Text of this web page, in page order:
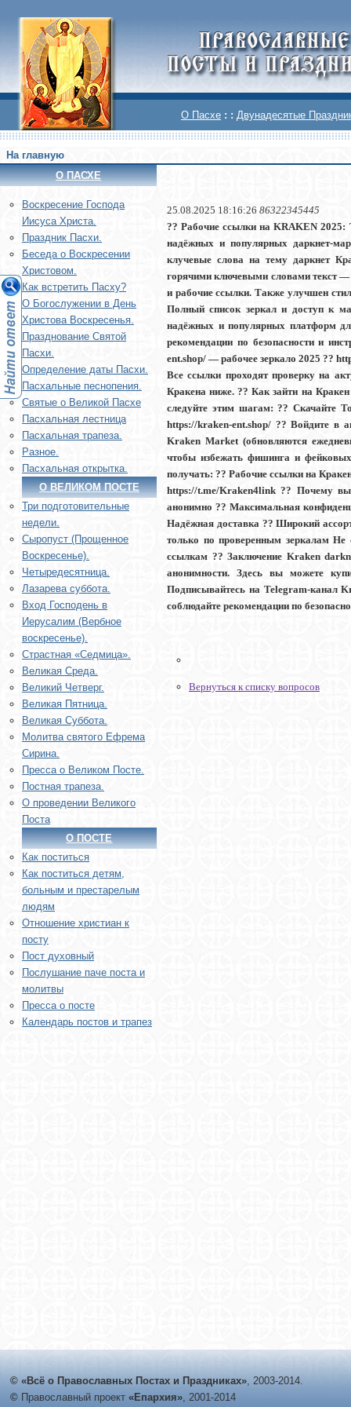
О Пасхе : : Двунадесятые
На главную
О ПАСХЕ
Воскреcение Господа
Иисуса Христа.
Праздник Пасхи.
Беседа о Воскресении
Христовом.
Как встретить Пасху?
О Богослужении в День
Христова Воскресенья.
Празднование Святой
Пасхи.
Определение даты Пасхи.
Пасхальные песнопения.
Святые о Великой Пасхе
Пасхальная лестница
Пасхальная трапеза.
Разное.
Пасхальная открытка.
О ВЕЛИКОМ ПОСТЕ
Три подготовительные
недели.
Сыропуст (Прощенное
Воскресенье).
Четыредесятница.
Лазарева суббота.
Вход Господень в
Иерусалим (Вербное
воскресенье).
Страстная «Седмица».
Великая Среда.
Великий Четверг.
Великая Пятница.
Великая Суббота.
Молитва святого Ефрема
Сирина.
Пресса о Великом Посте.
Постная трапеза.
О проведении Великого
Поста
О ПОСТЕ
Как поститься
Как поститься детям,
больным и престарелым
людям
Отношение христиан к
посту
Пост духовный
Послушание паче поста и
молитвы
Пресса о посте
Календарь постов и трапез
25.08.2025 18:16:26 86322345445
?? Рабочие ссылки на KRAKEN
надёжных и популярных даркнет-
клучевые слова на тему даркнет
горячими ключевыми словами текст —
и рабочие ссылки. Также улучшен
Полный список зеркал и доступ к
надёжных и популярных платформ
рекомендации по безопасности и
ent.shop/ — рабочее зеркало 2025 ??
Все ссылки проходят проверку на
Кракена ниже. ?? Как зайти на
следуйте этим шагам: ?? Скачайте
https://kraken-ent.shop/ ?? Войдите в
Kraken Market (обновляются
чтобы избежать фишинга и
получать: ?? Рабочие ссылки на
https://t.me/Kraken4link ?? Почему
анонимно ?? Максимальная
Надёжная доставка ?? Широкий
только по проверенным зеркалам Не
ссылкам ?? Заключение Kraken
анонимности. Здесь вы можете
Подписывайтесь на Telegram-канал
соблюдайте рекомендации по
Вернуться к списку вопросов
© «Всё о Православных Постах и Праздниках», 2003-2014.
© Православный проект «Епархия», 2001-2014